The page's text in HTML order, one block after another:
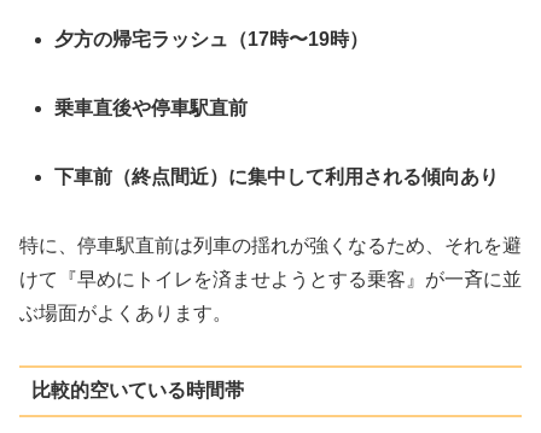
夕方の帰宅ラッシュ（17時〜19時）
乗車直後や停車駅直前
下車前（終点間近）に集中して利用される傾向あり
特に、停車駅直前は列車の揺れが強くなるため、それを避
けて『早めにトイレを済ませようとする乗客』が一斉に並
ぶ場面がよくあります。
比較的空いている時間帯